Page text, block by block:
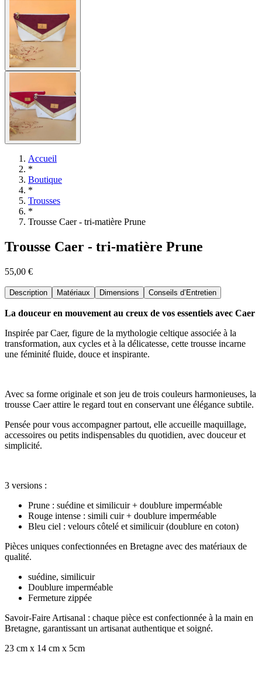
Accueil
*
Boutique
*
Trousses
*
Trousse Caer - tri-matière Prune
Trousse Caer - tri-matière Prune
55,00 €
Description Matériaux Dimensions Conseils d’Entretien
La douceur en mouvement au creux de vos essentiels avec Caer
Inspirée par Caer, figure de la mythologie celtique associée à la
transformation, aux cycles et à la délicatesse, cette trousse incarne
une féminité fluide, douce et inspirante.
Avec sa forme originale et son jeu de trois couleurs harmonieuses, la
trousse Caer attire le regard tout en conservant une élégance subtile.
Pensée pour vous accompagner partout, elle accueille maquillage,
accessoires ou petits indispensables du quotidien, avec douceur et
simplicité.
3 versions :
Prune : suédine et similicuir + doublure imperméable
Rouge intense : simili cuir + doublure imperméable
Bleu ciel : velours côtelé et similicuir (doublure en coton)
Pièces uniques confectionnées en Bretagne avec des matériaux de
qualité.
suédine, similicuir
Doublure imperméable
Fermeture zippée
Savoir-Faire Artisanal : chaque pièce est confectionnée à la main en
Bretagne, garantissant un artisanat authentique et soigné.
23 cm x 14 cm x 5cm